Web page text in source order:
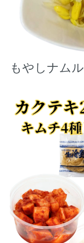
もやしナムル